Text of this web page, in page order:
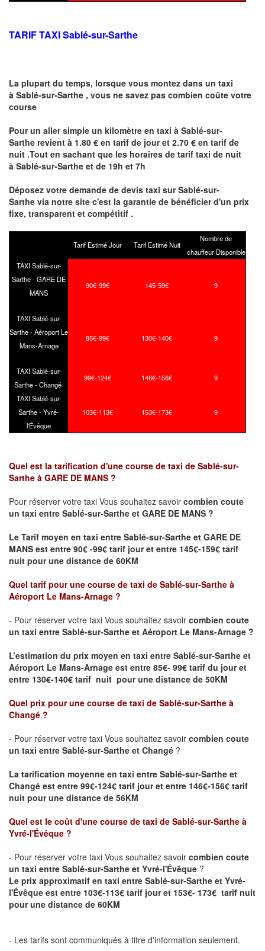
TARIF TAXI Sablé-sur-Sarthe
La plupart du temps, lorsque vous montez dans un taxi
à Sablé-sur-Sarthe , vous ne savez pas combien coûte votre
course
Pour un aller simple un kilomètre en taxi à Sablé-sur-
Sarthe revient à 1.80 € en tarif de jour et 2.70 € en tarif de
nuit .Tout en sachant que les horaires de tarif taxi de nuit
à Sablé-sur-Sarthe et de 19h et 7h
Déposez votre demande de devis taxi sur Sablé-sur-
Sarthe via notre site c'est la garantie de bénéficier d'un prix
fixe, transparent et compétitif .
Tarif Estimé Jour Tarif Estimé Nuit
Nombre de
chauffeur Disponible
TAXI Sablé-sur-
Sarthe - GARE DE
MANS
90€-99€ 145-59€ 9
TAXI Sablé-sur-
Sarthe - Aéroport Le
Mans-Arnage
85€-99€ 130€-140€ 9
TAXI Sablé-sur-
Sarthe - Changé
99€-124€ 146€-156€ 9
TAXI Sablé-sur-
Sarthe - Yvré-
l'Évêque
103€-113€ 153€-173€ 9
Quel est la tarification d'une course de taxi de Sablé-sur-
Sarthe à GARE DE MANS ?
Pour réserver votre taxi Vous souhaitez savoir combien coute
un taxi entre Sablé-sur-Sarthe et GARE DE MANS ?
Le Tarif moyen en taxi entre Sablé-sur-Sarthe et GARE DE
MANS est entre 90€ -99€ tarif jour et entre 145€-159€ tarif
nuit pour une distance de 60KM
Quel tarif pour une course de taxi de Sablé-sur-Sarthe à
Aéroport Le Mans-Arnage ?
- Pour réserver votre taxi Vous souhaitez savoir combien coute
un taxi entre Sablé-sur-Sarthe et Aéroport Le Mans-Arnage ?
L’estimation du prix moyen en taxi entre Sablé-sur-Sarthe et
Aéroport Le Mans-Arnage est entre 85€- 99€ tarif du jour et
entre 130€-140€ tarif nuit pour une distance de 50KM
Quel prix pour une course de taxi de Sablé-sur-Sarthe à
Changé ?
- Pour réserver votre taxi Vous souhaitez savoir combien coute
un taxi entre Sablé-sur-Sarthe et Changé ?
La tarification moyenne en taxi entre Sablé-sur-Sarthe et
Changé est entre 99€-124€ tarif jour et entre 146€-156€ tarif
nuit pour une distance de 56KM
Quel est le coût d'une course de taxi de Sablé-sur-Sarthe à
Yvré-l'Évêque ?
- Pour réserver votre taxi Vous souhaitez savoir combien coute
un taxi entre Sablé-sur-Sarthe et Yvré-l'Évêque ?
Le prix approximatif en taxi entre Sablé-sur-Sarthe et Yvré-
l'Évêque est entre 103€-113€ tarif jour et 153€- 173€ tarif nuit
pour une distance de 60KM
- Les tarifs sont communiqués à titre d'information seulement.